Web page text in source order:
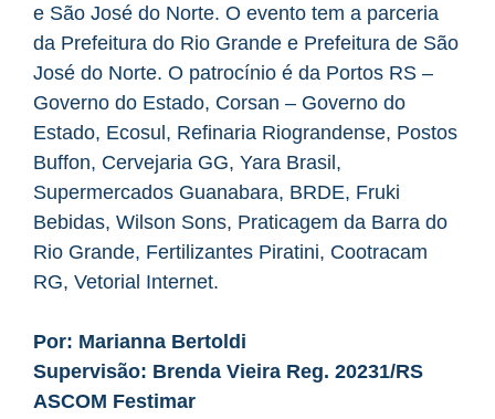
e São José do Norte. O evento tem a parceria
da Prefeitura do Rio Grande e Prefeitura de São
José do Norte. O patrocínio é da Portos RS –
Governo do Estado, Corsan – Governo do
Estado, Ecosul, Refinaria Riograndense, Postos
Buffon, Cervejaria GG, Yara Brasil,
Supermercados Guanabara, BRDE, Fruki
Bebidas, Wilson Sons, Praticagem da Barra do
Rio Grande, Fertilizantes Piratini, Cootracam
RG, Vetorial Internet.
Por: Marianna Bertoldi
Supervisão: Brenda Vieira Reg. 20231/RS
ASCOM Festimar